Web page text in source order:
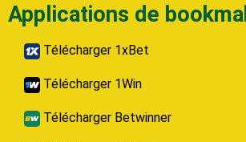
Applications de
Télécharger 1xBet
Télécharger 1Win
Télécharger Betwinner